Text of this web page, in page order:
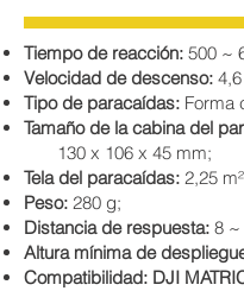
Tiempo de reacción: 500 ~
Velocidad de descenso:
Tipo de paracaídas: Forma
Tamaño de la cabina del
130 x 106 x 45 mm;
Tela del paracaídas: 2,25
Peso: 280 g;
Distancia de respuesta: 8 ~
Altura mínima de
Compatibilidad: DJI